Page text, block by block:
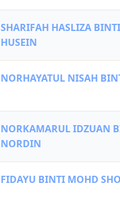
SHARIFAH HASLIZA
HUSEIN
NORHAYATUL NISAH
NORKAMARUL IDZUAN
NORDIN
FIDAYU BINTI MOHD